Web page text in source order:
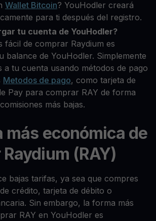
Wallet Bitcoin? YouHodler creará
para ti después del registro.
tu cuenta de YouHodler?
fácil de comprar Raydium es
balance de YouHodler. Simplemente
a tu cuenta usando métodos de pago
Metodos de pago, como tarjeta de
Pay para comprar RAY de forma
más bajas.
más económica de
(RAY)
bajas tarifas, ya sea que compres
crédito, tarjeta de débito o
Sin embargo, la forma más
RAY en YouHodler es